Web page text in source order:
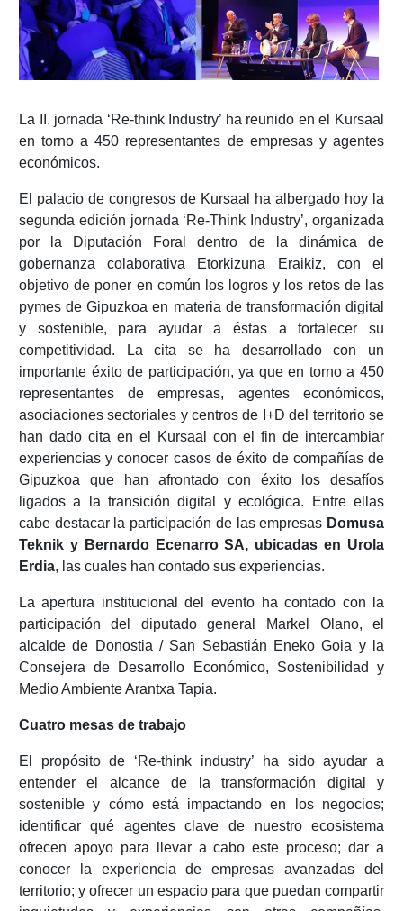
La II. jornada ‘Re-think Industry’ ha reunido en el Kursaal
en torno a 450 representantes de empresas y agentes
económicos.
El palacio de congresos de Kursaal ha albergado hoy la
segunda edición jornada ‘Re-Think Industry’, organizada
por la Diputación Foral dentro de la dinámica de
gobernanza colaborativa Etorkizuna Eraikiz, con el
objetivo de poner en común los logros y los retos de las
pymes de Gipuzkoa en materia de transformación digital
y sostenible, para ayudar a éstas a fortalecer su
competitividad. La cita se ha desarrollado con un
importante éxito de participación, ya que en torno a 450
representantes de empresas, agentes económicos,
asociaciones sectoriales y centros de I+D del territorio se
han dado cita en el Kursaal con el fin de intercambiar
experiencias y conocer casos de éxito de compañías de
Gipuzkoa que han afrontado con éxito los desafíos
ligados a la transición digital y ecológica. Entre ellas
cabe destacar la participación de las empresas Domusa
Teknik y Bernardo Ecenarro SA, ubicadas en Urola
Erdia, las cuales han contado sus experiencias.
La apertura institucional del evento ha contado con la
participación del diputado general Markel Olano, el
alcalde de Donostia / San Sebastián Eneko Goia y la
Consejera de Desarrollo Económico, Sostenibilidad y
Medio Ambiente Arantxa Tapia.
Cuatro mesas de trabajo
El propósito de ‘Re-think industry’ ha sido ayudar a
entender el alcance de la transformación digital y
sostenible y cómo está impactando en los negocios;
identificar qué agentes clave de nuestro ecosistema
ofrecen apoyo para llevar a cabo este proceso; dar a
conocer la experiencia de empresas avanzadas del
territorio; y ofrecer un espacio para que puedan compartir